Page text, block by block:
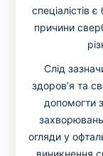
спеціалістів
причини
Слід
здоров’я та
допомогти
огляди у
виникнення